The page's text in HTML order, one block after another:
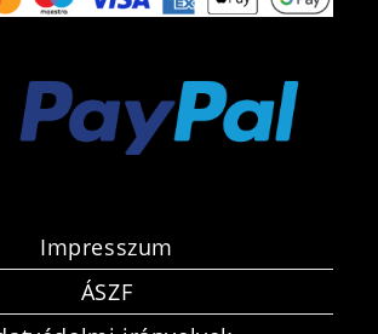
Impresszum
ÁSZF